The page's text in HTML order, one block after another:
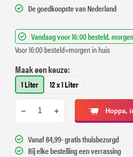
De goedkoopste van Nederland
Vandaag voor 16:00 besteld.
Voor 16:00 besteld=morgen in huis
Maak een keuze:
1 Liter 12 x 1 Liter
− + Hoppa,
Vanaf 84,99- gratis thuisbezorgd
Bij elke bestelling een verrassing